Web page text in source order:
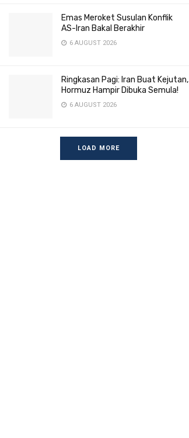
Emas Meroket Susulan Konflik
AS-Iran Bakal Berakhir
6 AUGUST 2026
Ringkasan Pagi: Iran Buat Kejutan,
Hormuz Hampir Dibuka Semula!
6 AUGUST 2026
LOAD MORE